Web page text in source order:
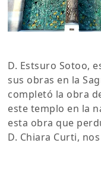
D. Estsuro Sotoo,
sus obras en la
completó la obra
este templo en la
esta obra que
D. Chiara Curti,